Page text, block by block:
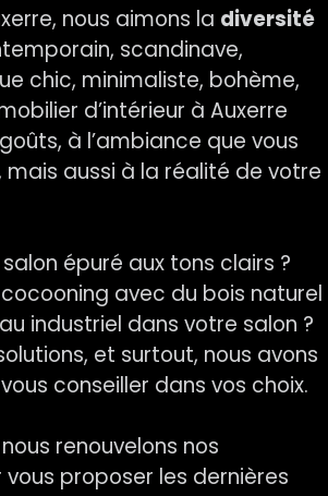
nous aimons la diversité
scandinave,
chic, minimaliste, bohème,
d’intérieur à Auxerre
à l’ambiance que vous
mais aussi à la réalité de votre
salon épuré aux tons clairs ?
avec du bois naturel
industriel dans votre salon ?
et surtout, nous avons
conseiller dans vos choix.
renouvelons nos
proposer les dernières